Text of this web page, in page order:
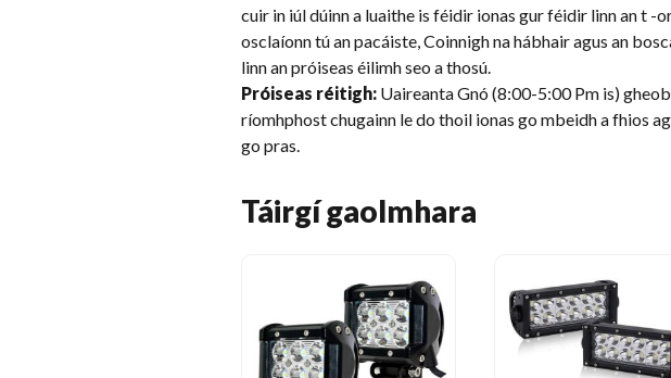
cuir in iúl dúinn a luaithe is féidir ionas gur féidir linn an t
osclaíonn tú an pacáiste, Coinnigh na hábhair agus an
linn an próiseas éilimh seo a thosú.
Próiseas réitigh: Uaireanta Gnó (8:00-5:00 Pm is)
ríomhphost chugainn le do thoil ionas go mbeidh a fhios
go pras.
Táirgí gaolmhara